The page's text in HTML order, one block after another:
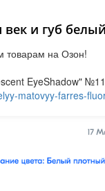
и губ
товарам на Озон!
EyeShadow"
matovyy-farres-